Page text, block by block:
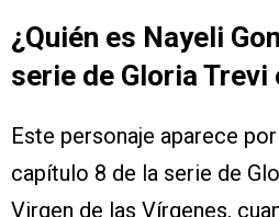
¿Quién es Nayeli
serie de Gloria Trevi
Este personaje aparece
capítulo 8 de la serie de
Virgen de las Vírgenes,